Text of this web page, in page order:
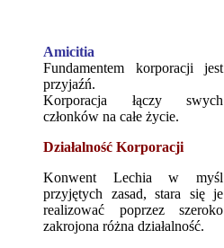
Amicitia
Fundamentem korporacji jest
przyjaźń.
Korporacja łączy swych
członków na całe życie.
Działalność Korporacji
Konwent Lechia w myśl
przyjętych zasad, stara się je
realizować poprzez szeroko
zakrojona różna działalność.